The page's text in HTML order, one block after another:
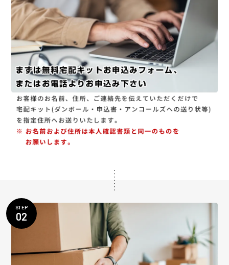
STEP
02